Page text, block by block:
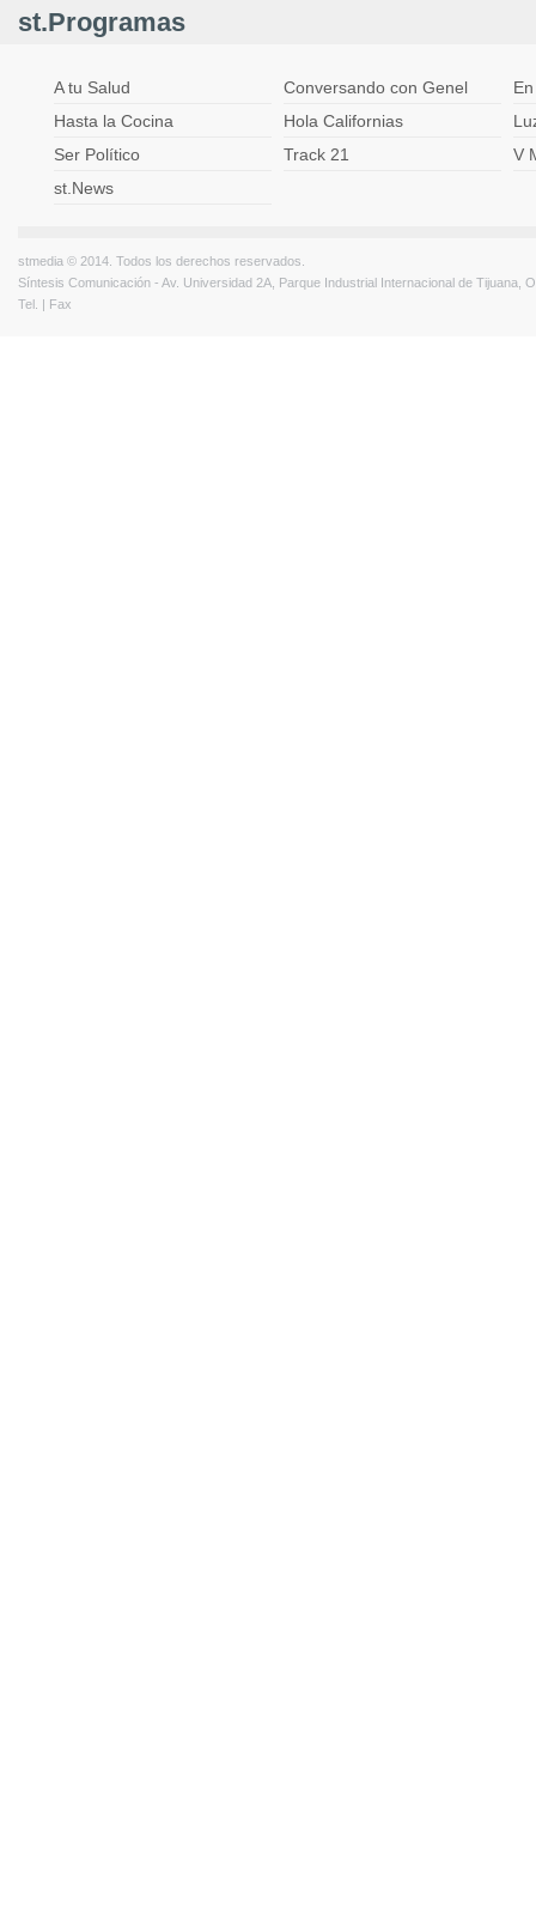
st.Programas
A tu Salud Conversando con Genel
Hasta la Cocina
Hola Californias
Ser Político
Track 21
V
st.News
stmedia © 2014. Todos los derechos reservados.
Síntesis Comunicación - Av. Universidad 2A, Parque Industrial Internacional de Tijuana,
Tel. | Fax